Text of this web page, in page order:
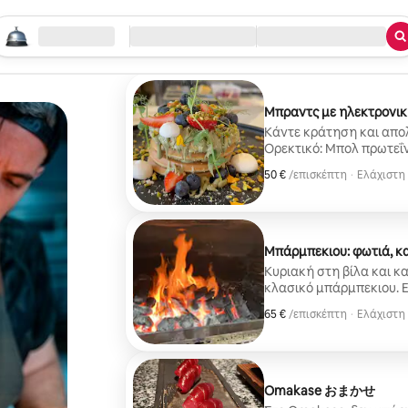
την αναζήτησή σαςΆφιξη/Αναχώρηση Είδος υπηρεσίας
Μπραντς με
Κάντε κράτηση και
Ορεκτικό: Μπολ
Χαρακτηριστικό τοστ: • Τραγανές γαρίδες με togarashi και μαγιονέζα
κίμτσι. • Καπνιστός σολομός με κρέμα άνηθου. •Χορτοφαγικό με
50 € /επισκέπτη
50 €, ανά επισκέπτη
·
Μπάρμπεκιου: φωτιά,
Κυριακή στη βίλα και
κλασικό μπάρμπεκιου.
πάρτι σου το γεγονός
φωτιά στο σπίτι σου,
αφήσεις να αποφασίσω
65 € /επισκέπτη
65 €, ανά επισκέπτη
·
Omakase おまかせ